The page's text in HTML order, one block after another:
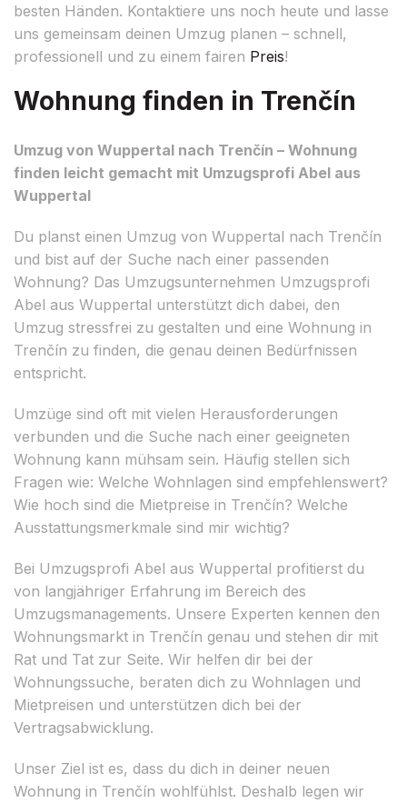
besten Händen. Kontaktiere uns noch heute und lasse
uns gemeinsam deinen Umzug planen – schnell,
professionell und zu einem fairen Preis!
Wohnung finden in Trenčín
Umzug von Wuppertal nach Trenčín – Wohnung
finden leicht gemacht mit Umzugsprofi Abel aus
Wuppertal
Du planst einen Umzug von Wuppertal nach Trenčín
und bist auf der Suche nach einer passenden
Wohnung? Das Umzugsunternehmen Umzugsprofi
Abel aus Wuppertal unterstützt dich dabei, den
Umzug stressfrei zu gestalten und eine Wohnung in
Trenčín zu finden, die genau deinen Bedürfnissen
entspricht.
Umzüge sind oft mit vielen Herausforderungen
verbunden und die Suche nach einer geeigneten
Wohnung kann mühsam sein. Häufig stellen sich
Fragen wie: Welche Wohnlagen sind empfehlenswert?
Wie hoch sind die Mietpreise in Trenčín? Welche
Ausstattungsmerkmale sind mir wichtig?
Bei Umzugsprofi Abel aus Wuppertal profitierst du
von langjähriger Erfahrung im Bereich des
Umzugsmanagements. Unsere Experten kennen den
Wohnungsmarkt in Trenčín genau und stehen dir mit
Rat und Tat zur Seite. Wir helfen dir bei der
Wohnungssuche, beraten dich zu Wohnlagen und
Mietpreisen und unterstützen dich bei der
Vertragsabwicklung.
Unser Ziel ist es, dass du dich in deiner neuen
Wohnung in Trenčín wohlfühlst. Deshalb legen wir